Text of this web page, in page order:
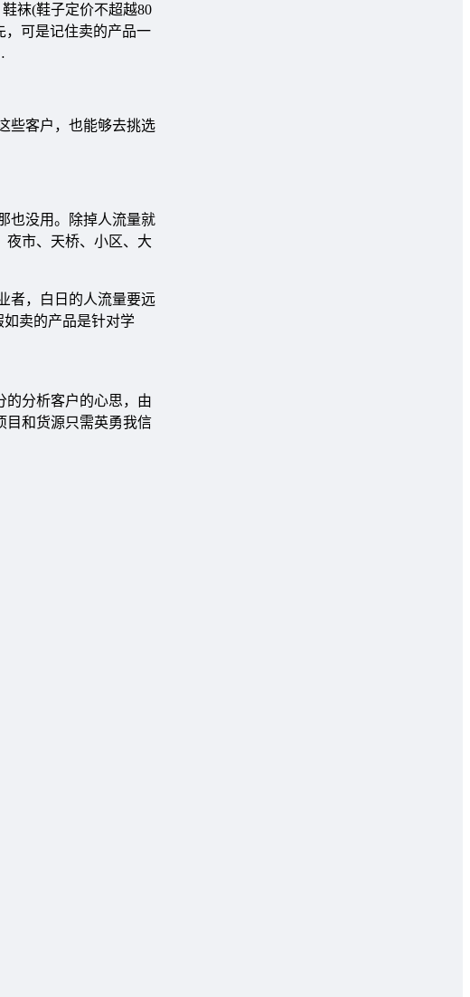
袜(鞋子定价不超越80
可是记住卖的产品一
些客户，也能够去挑选
也没用。除掉人流量就
夜市、天桥、小区、大
者，白日的人流量要远
卖的产品是针对学
的分析客户的心思，由
目和货源只需英勇我信